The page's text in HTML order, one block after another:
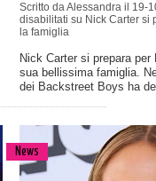
Scritto da Alessandra il 19-
disabilitati su Nick Carter si
la famiglia
Nick Carter si prepara
sua bellissima famiglia.
dei Backstreet Boys ha
News